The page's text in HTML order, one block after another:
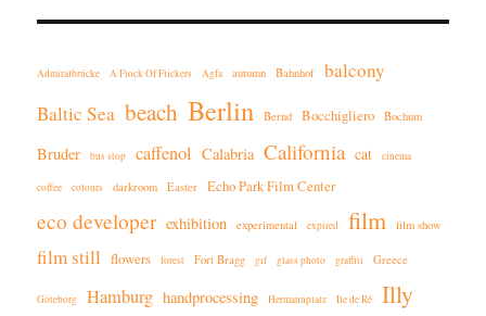
Admiralbrücke A Flock Of Flickers Agfa autumn Bahnhof
balcony
Baltic Sea beach Berlin Bernd Bocchigliero Bochum
Bruder bus stop caffenol Calabria California cat cinema
coffee colours darkroom Easter Echo Park Film Center
eco developer exhibition experimental expired film film show
film still flowers forest Fort Bragg gif glass photo graffiti Greece
Göteborg Hamburg handprocessing Hermannplatz Ile de Ré Illy